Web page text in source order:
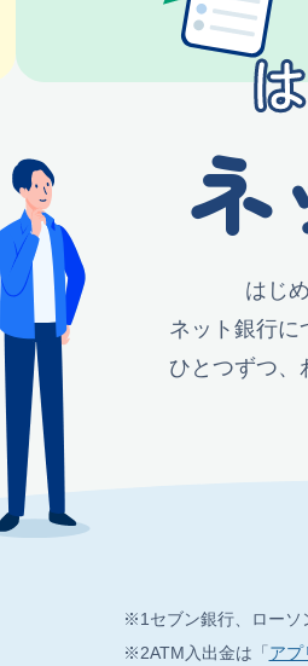
ネ
はじ
ネット銀行に
ひとつずつ、
※1 セブン銀行、ローソ
※2ATM入出金は「 アプ